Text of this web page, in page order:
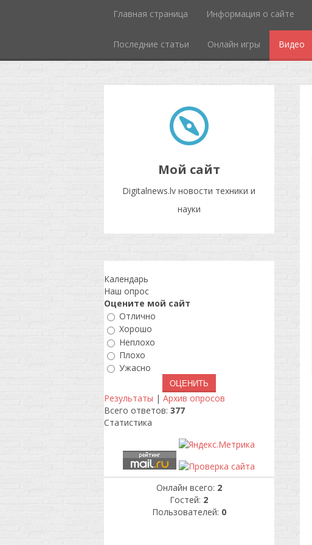
Главная страница Информация о сайте
Последние статьи Онлайн игры Видео
Мой сайт
Digitalnews.lv новости техники и
науки
Календарь
Наш опрос
Оцените мой сайт
Отлично
Хорошо
Неплохо
Плохо
Ужасно
Результаты | Архив опросов
Всего ответов: 377
Статистика
Онлайн всего: 2
Гостей: 2
Пользователей: 0